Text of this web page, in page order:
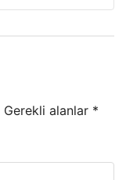
Gerekli alanlar *